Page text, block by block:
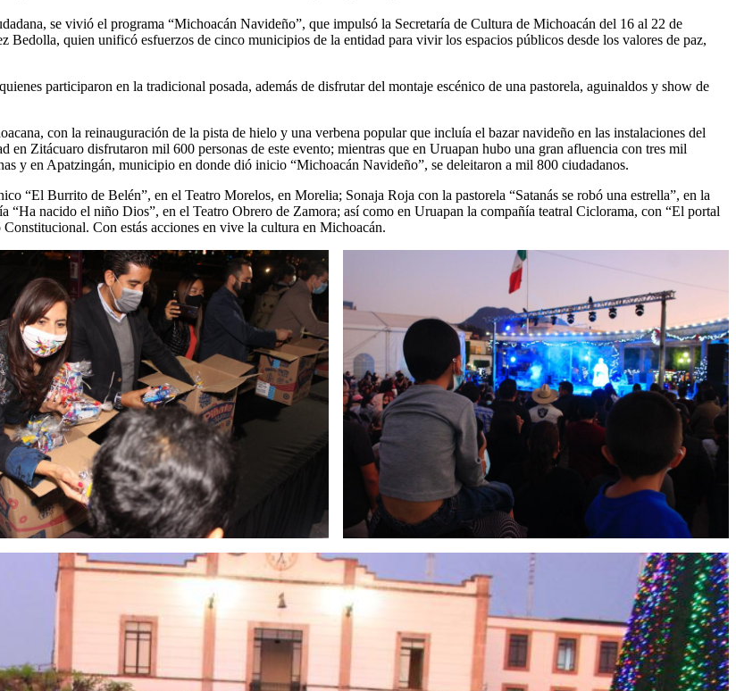
se vivió el programa “Michoacán Navideño”, que impulsó la Secretaría de Cultura de Michoacán del 16 al 22 de
quien unificó esfuerzos de cinco municipios de la entidad para vivir los espacios públicos desde los valores de paz,
participaron en la tradicional posada, además de disfrutar del montaje escénico de una pastorela, aguinaldos y show de
con la reinauguración de la pista de hielo y una verbena popular que incluía el bazar navideño en las instalaciones del
Zitácuaro disfrutaron mil 600 personas de este evento; mientras que en Uruapan hubo una gran afluencia con tres mil
y en Apatzingán, municipio en donde dió inicio “Michoacán Navideño”, se deleitaron a mil 800 ciudadanos.
“El Burrito de Belén”, en el Teatro Morelos, en Morelia; Sonaja Roja con la pastorela “Satanás se robó una estrella”, en la
nacido el niño Dios”, en el Teatro Obrero de Zamora; así como en Uruapan la compañía teatral Ciclorama, con “El portal
Con estás acciones en vive la cultura en Michoacán.